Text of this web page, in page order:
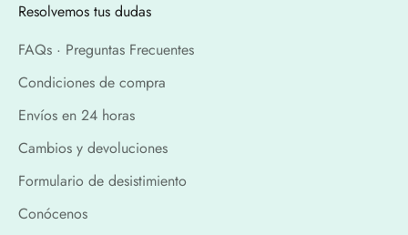
Resolvemos tus dudas
FAQs · Preguntas Frecuentes
Condiciones de compra
Envíos en 24 horas
Cambios y devoluciones
Formulario de desistimiento
Conócenos